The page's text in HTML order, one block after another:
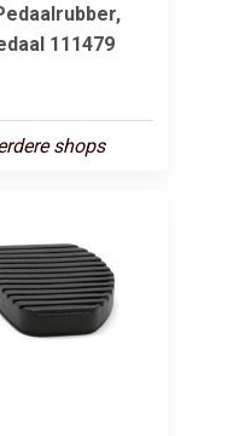
111479
shops